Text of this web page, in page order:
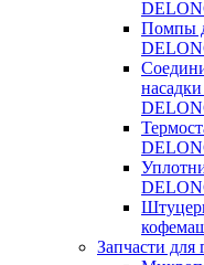
Помпы
Запчасти